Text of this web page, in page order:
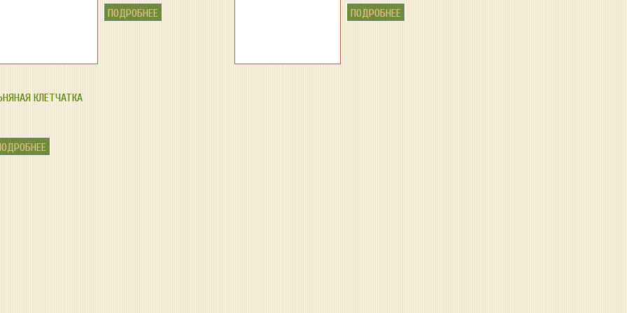
ПОДРОБНЕЕ ПОДРОБНЕЕ
КЛЕТЧАТКА